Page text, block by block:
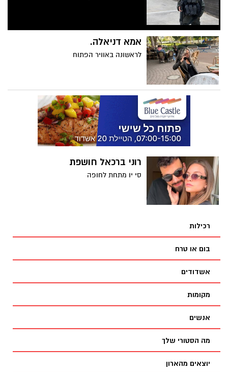
אמא דניאלה.
לראשונה באוויר הפתוח
רוני ברכאל חושפת
סי יו מתחת לחופה
רכילות
בום או טרח
אשדודים
מקומות
אנשים
מה הסטורי שלך
יוצאים מהארון